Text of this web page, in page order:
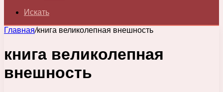
Искать
Главная/книга великолепная внешность
книга великолепная
внешность